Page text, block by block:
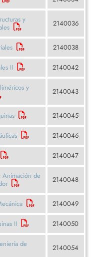
y
2140036
2140038
II 2140042
y
2140043
2140045
2140046
2140047
Animación de
2140048
2140049
II 2140050
de
2140054